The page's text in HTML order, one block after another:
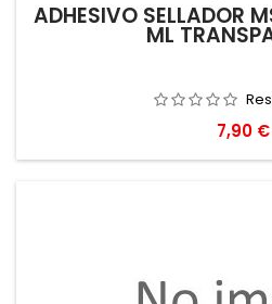
ADHESIVO SELLADOR
ML
Precio
7,90 €